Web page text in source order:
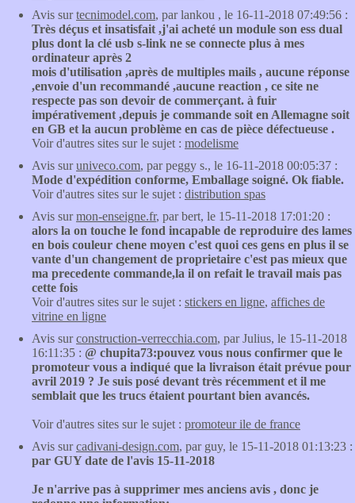
Avis surtecnimodel.com, par lankou , le 16-11-2018 07:49:56 :
Très déçus et insatisfait ,j'ai acheté un module son ess dual
plus dont la clé usb s-link ne se connecte plus à mes
ordinateur après 2
mois d'utilisation ,après de multiples mails , aucune réponse
,envoie d'un recommandé ,aucune reaction , ce site ne
respecte pas son devoir de commerçant. à fuir
impérativement ,depuis je commande soit en Allemagne soit
en GB et la aucun problème en cas de pièce défectueuse .
Voir d'autres sites sur le sujet : modelisme
Avis suruniveco.com, par peggy s., le 16-11-2018 00:05:37 :
Mode d'expédition conforme, Emballage soigné. Ok fiable.
Voir d'autres sites sur le sujet : distribution spas
Avis surmon-enseigne.fr, par bert, le 15-11-2018 17:01:20 :
alors la on touche le fond incapable de reproduire des lames
en bois couleur chene moyen c'est quoi ces gens en plus il se
vante d'un changement de proprietaire c'est pas mieux que
ma precedente commande,la il on refait le travail mais pas
cette fois
Voir d'autres sites sur le sujet : stickers en ligne, affiches de
vitrine en ligne
Avis surconstruction-verrecchia.com, par Julius, le 15-11-2018
16:11:35 : @ chupita73:pouvez vous nous confirmer que le
promoteur vous a indiqué que la livraison était prévue pour
avril 2019 ? Je suis posé devant très récemment et il me
semblait que les trucs étaient pourtant bien avancés.
Voir d'autres sites sur le sujet : promoteur ile de france
Avis surcadivani-design.com, par guy, le 15-11-2018 01:13:23 :
par GUY date de l'avis 15-11-2018
Je n'arrive pas à supprimer mes anciens avis , donc je